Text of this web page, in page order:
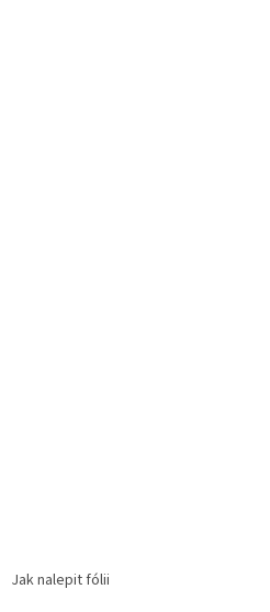
Jak nalepit fólii